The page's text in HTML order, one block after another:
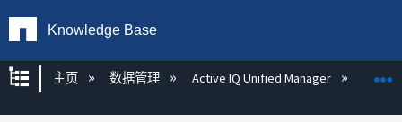
Knowledge Base
扩展/隐缩全局层次
主页 数据管理 Active IQ Unified Manager